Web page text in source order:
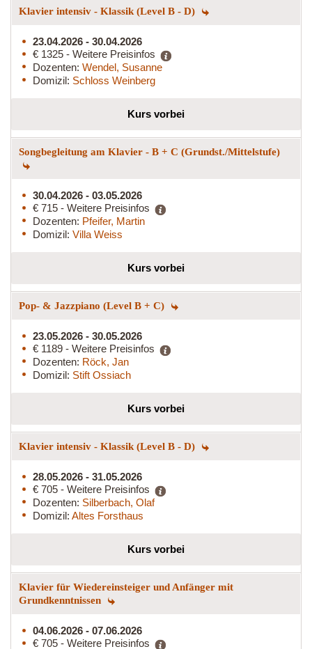
Klavier intensiv - Klassik (Level B - D)
23.04.2026 - 30.04.2026
€ 1325 - Weitere Preisinfos
Dozenten: Wendel, Susanne
Domizil: Schloss Weinberg
Kurs vorbei
Songbegleitung am Klavier - B + C (Grundst./Mittelstufe)
30.04.2026 - 03.05.2026
€ 715 - Weitere Preisinfos
Dozenten: Pfeifer, Martin
Domizil: Villa Weiss
Kurs vorbei
Pop- & Jazzpiano (Level B + C)
23.05.2026 - 30.05.2026
€ 1189 - Weitere Preisinfos
Dozenten: Röck, Jan
Domizil: Stift Ossiach
Kurs vorbei
Klavier intensiv - Klassik (Level B - D)
28.05.2026 - 31.05.2026
€ 705 - Weitere Preisinfos
Dozenten: Silberbach, Olaf
Domizil: Altes Forsthaus
Kurs vorbei
Klavier für Wiedereinsteiger und Anfänger mit
Grundkenntnissen
04.06.2026 - 07.06.2026
€ 705 - Weitere Preisinfos